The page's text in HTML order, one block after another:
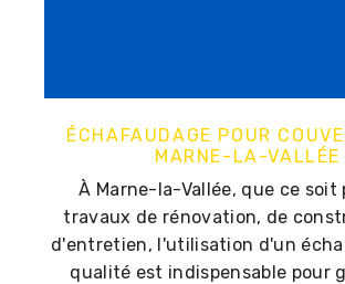
ÉCHAFAUDAGE POUR
MARNE-LA-VALLÉE
À Marne-la-Vallée, que ce soit
travaux de rénovation, de
d'entretien, l'utilisation d'un
qualité est indispensable pour